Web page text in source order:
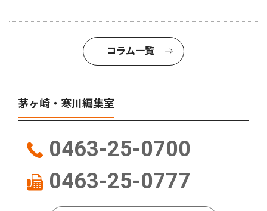
コラム一覧
茅ヶ崎・寒川編集室
0463-25-0700
0463-25-0777